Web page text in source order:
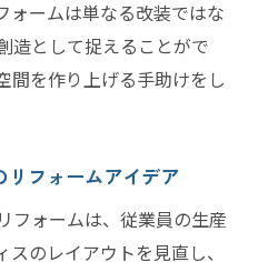
ォームは単なる改装ではな
造として捉えることがで
間を作り上げる手助けをし
リフォームアイデア
フォームは、従業員の生産
のレイアウトを見直し、